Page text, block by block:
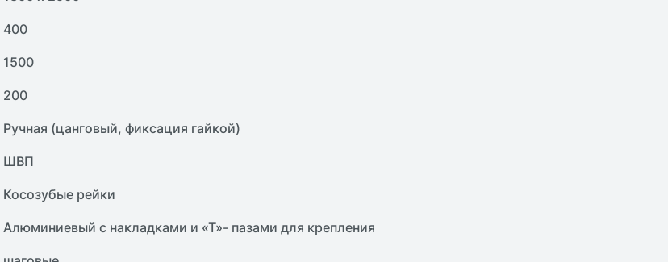
400
1500
200
Ручная (цанговый, фиксация гайкой)
ШВП
Косозубые рейки
Алюминиевый с накладками и «Т»- пазами для крепления